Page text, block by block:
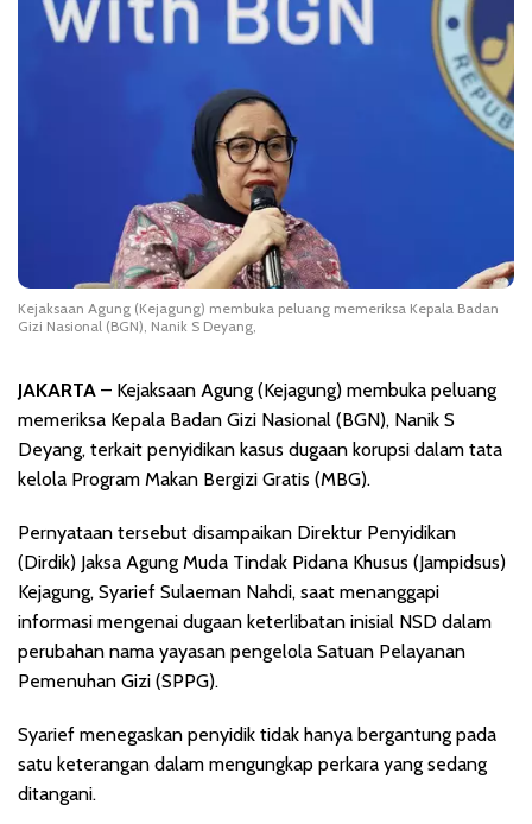
Kejaksaan Agung (Kejagung) membuka peluang memeriksa Kepala Badan
Gizi Nasional (BGN), Nanik S Deyang,
JAKARTA – Kejaksaan Agung (Kejagung) membuka peluang
memeriksa Kepala Badan Gizi Nasional (BGN), Nanik S
Deyang, terkait penyidikan kasus dugaan korupsi dalam tata
kelola Program Makan Bergizi Gratis (MBG).
Pernyataan tersebut disampaikan Direktur Penyidikan
(Dirdik) Jaksa Agung Muda Tindak Pidana Khusus (Jampidsus)
Kejagung, Syarief Sulaeman Nahdi, saat menanggapi
informasi mengenai dugaan keterlibatan inisial NSD dalam
perubahan nama yayasan pengelola Satuan Pelayanan
Pemenuhan Gizi (SPPG).
Syarief menegaskan penyidik tidak hanya bergantung pada
satu keterangan dalam mengungkap perkara yang sedang
ditangani.